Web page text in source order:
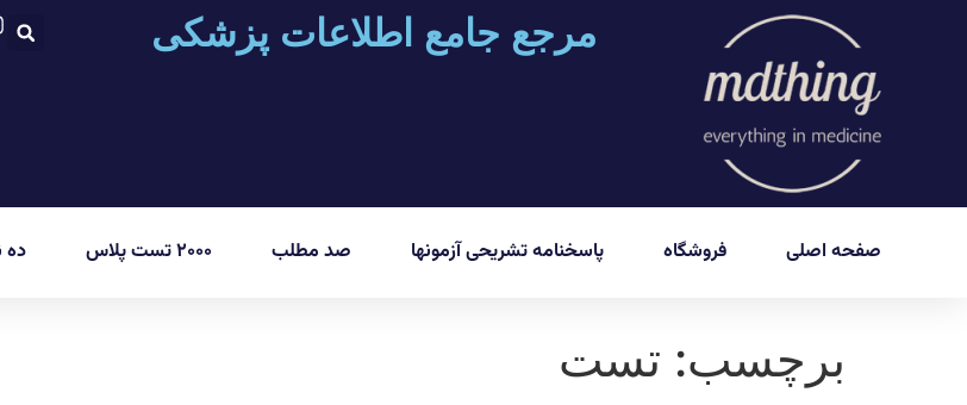
مرجع جامع اطلاعات پزشکی
صفحه اصلی فروشگاه پاسخنامه تشریحی آزمونها صد مطلب ۲۰۰۰ تست پلاس ده
برچسب: تست